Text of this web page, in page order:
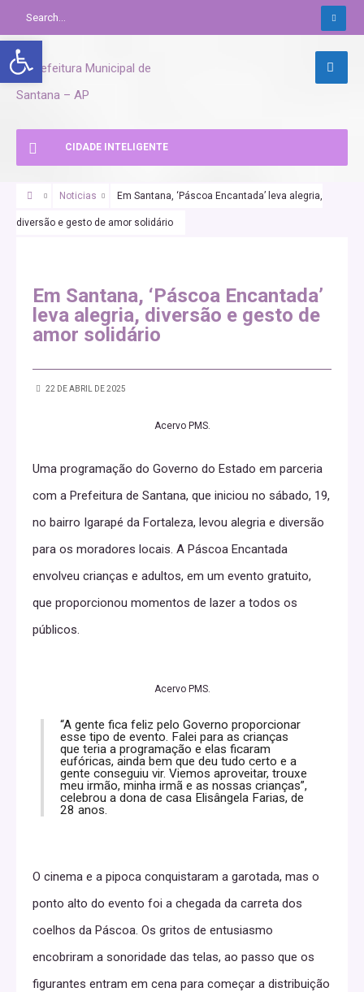
Abrir a barra de ferramentas
CIDADE INTELIGENTE
Noticias Em Santana, ‘Páscoa Encantada’ leva alegria,
diversão e gesto de amor solidário
Em Santana, ‘Páscoa Encantada’
leva alegria, diversão e gesto de
amor solidário
22 DE ABRIL DE 2025
Acervo PMS.
Uma programação do Governo do Estado em parceria
com a Prefeitura de Santana, que iniciou no sábado, 19,
no bairro Igarapé da Fortaleza, levou alegria e diversão
para os moradores locais. A Páscoa Encantada
envolveu crianças e adultos, em um evento gratuito,
que proporcionou momentos de lazer a todos os
públicos.
Acervo PMS.
“A gente fica feliz pelo Governo proporcionar
esse tipo de evento. Falei para as crianças
que teria a programação e elas ficaram
eufóricas, ainda bem que deu tudo certo e a
gente conseguiu vir. Viemos aproveitar, trouxe
meu irmão, minha irmã e as nossas crianças”,
celebrou a dona de casa Elisângela Farias, de
28 anos.
O cinema e a pipoca conquistaram a garotada, mas o
ponto alto do evento foi a chegada da carreta dos
coelhos da Páscoa. Os gritos de entusiasmo
encobriram a sonoridade das telas, ao passo que os
figurantes entram em cena para começar a distribuição